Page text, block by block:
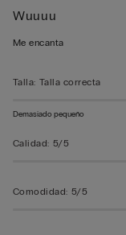
de
5
5
Wuuuu
Me encanta
Talla: Talla correcta
Demasiado pequeño
Calidad: 5/5
Comodidad: 5/5